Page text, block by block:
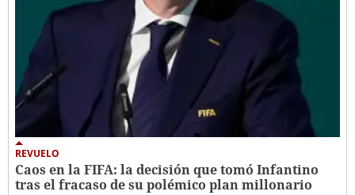
REVUELO
Caos en la FIFA: la decisión que tomó Infantino
tras el fracaso de su polémico plan millonario